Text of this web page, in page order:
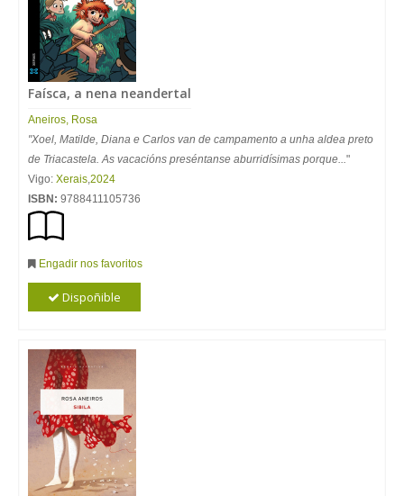
Faísca, a nena neandertal
Aneiros, Rosa
"Xoel, Matilde, Diana e Carlos van de campamento a unha aldea preto
de Triacastela. As vacacións preséntanse aburridísimas porque..."
Vigo: Xerais,2024
ISBN: 9788411105736
Engadir nos favoritos
Dispoñible